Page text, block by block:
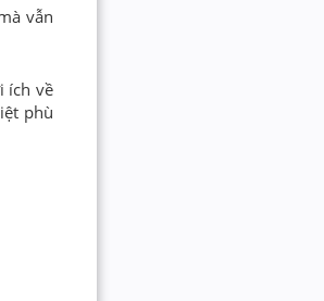
vẫn
ích về
phù